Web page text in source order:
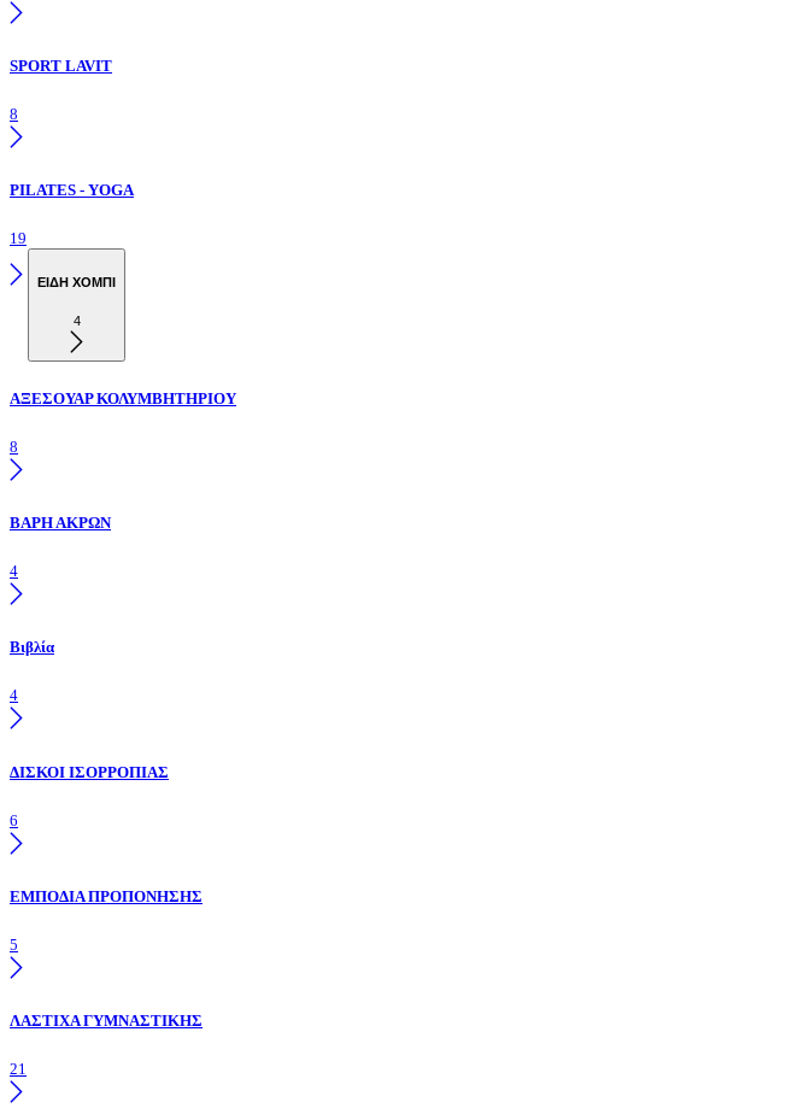
SPORT LAVIT
8
PILATES - YOGA
19
ΕΙΔΗ ΧΟΜΠΙ
4
ΑΞΕΣΟΥΑΡ ΚΟΛΥΜΒΗΤΗΡΙΟΥ
8
ΒΑΡΗ ΑΚΡΩΝ
4
Βιβλία
4
ΔΙΣΚΟΙ ΙΣΟΡΡΟΠΙΑΣ
6
ΕΜΠΟΔΙΑ ΠΡΟΠΟΝΗΣΗΣ
5
ΛΑΣΤΙΧΑ ΓΥΜΝΑΣΤΙΚΗΣ
21